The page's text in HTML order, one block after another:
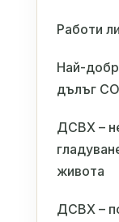
Работи
Най-
дълъг
ДСВХ –
живота
ДСВХ –